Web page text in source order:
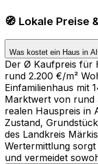
🧭 Lokale Preise
Was kostet ein Haus in
Der Ø Kaufpreis für
rund 2.200 €/m²
Einfamilienhaus mit
Marktwert von rund
realen Hauspreis in
Zustand,
des Landkreis
Wertermittlung
und vermeidet